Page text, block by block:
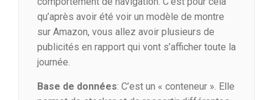
qu’après avoir été voir un modèle de montre
sur Amazon, vous allez avoir plusieurs de
publicités en rapport qui vont s’afficher toute la
journée.
Base de données: C’est un « conteneur ». Elle